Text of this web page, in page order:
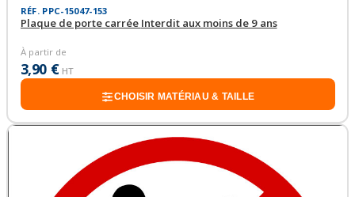
RÉF. PPC-15047-153
Plaque de porte carrée Interdit aux moins de 9 ans
À partir de
3,90 € HT
CHOISIR MATÉRIAU & TAILLE